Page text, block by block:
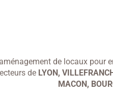
de locaux pour
de LYON,
MACON,